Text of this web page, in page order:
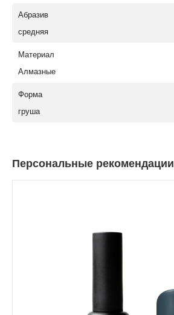
Абразив
средняя
Материал
Алмазные
Форма
груша
Персональные рекомендации